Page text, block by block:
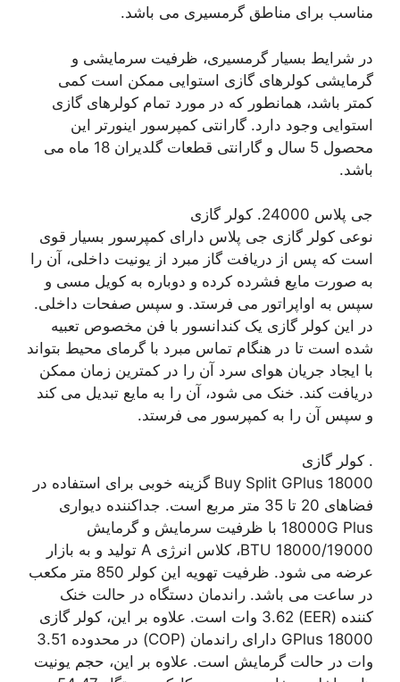
مناسب برای مناطق گرمسیری می باشد.
در شرایط بسیار گرمسیری، ظرفیت سرمایشی و
گرمایشی کولرهای گازی استوایی ممکن است کمی
کمتر باشد، همانطور که در مورد تمام کولرهای گازی
استوایی وجود دارد. گارانتی کمپرسور اینورتر این
محصول 5 سال و گارانتی قطعات گلدیران 18 ماه می
باشد.
جی پلاس 24000. کولر گازی
نوعی کولر گازی جی پلاس دارای کمپرسور بسیار قوی
است که پس از دریافت گاز مبرد از یونیت داخلی، آن را
به صورت مایع فشرده کرده و دوباره به کویل مسی و
سپس به اواپراتور می فرستد. و سپس صفحات داخلی.
در این کولر گازی یک کندانسور با فن مخصوص تعبیه
شده است تا در هنگام تماس مبرد با گرمای محیط بتواند
با ایجاد جریان هوای سرد آن را در کمترین زمان ممکن
دریافت کند. خنک می شود، آن را به مایع تبدیل می کند
و سپس آن را به کمپرسور می فرستد.
. کولر گازی
Buy Split GPlus 18000 گزینه خوبی برای استفاده در
فضاهای 20 تا 35 متر مربع است. جداکننده دیواری
18000G Plus با ظرفیت سرمایش و گرمایش
18000/19000 BTU، کلاس انرژی A تولید و به بازار
عرضه می شود. ظرفیت تهویه این کولر 850 متر مکعب
در ساعت می باشد. راندمان دستگاه در حالت خنک
کننده (EER) 3.62 وات است. علاوه بر این، کولر گازی
18000 GPlus دارای راندمان (COP) در محدوده 3.51
وات در حالت گرمایش است. علاوه بر این، حجم یونیت